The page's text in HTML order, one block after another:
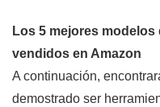
Los 5 mejores
vendidos en Amazon
A continuación,
demostrado ser